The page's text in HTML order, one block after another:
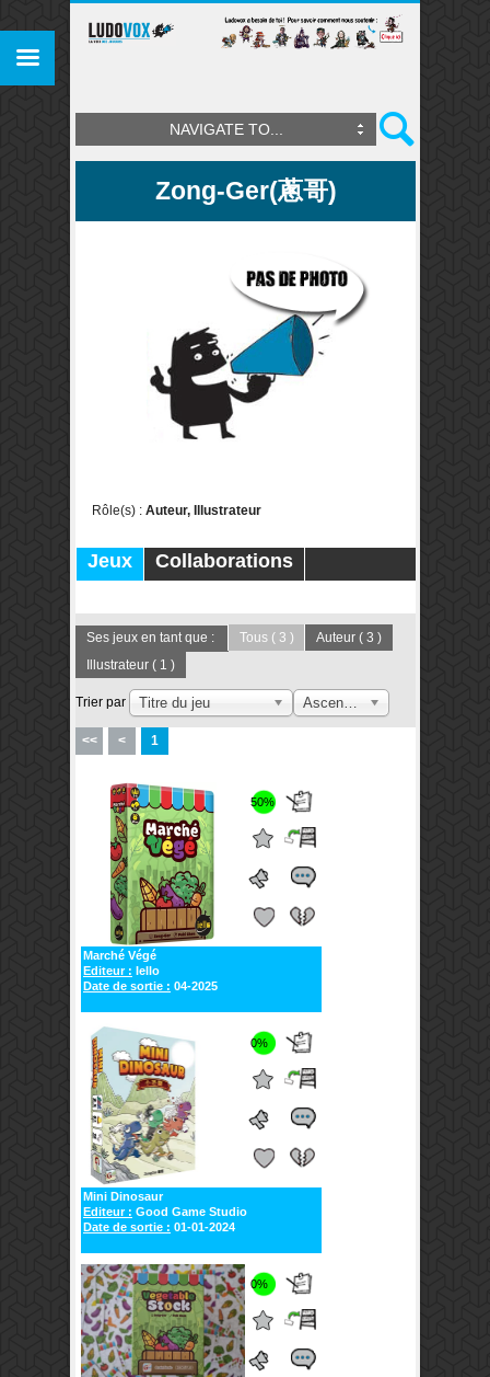
NAVIGATE TO...
Zong-Ger(蔥哥)
Rôle(s) : Auteur, Illustrateur
Jeux
Collaborations
Ses jeux en tant que : Tous ( 3 ) Auteur ( 3 )
Illustrateur ( 1 )
Trier par Titre du jeu
<< < 1
50%
Marché Végé
Editeur : Iello
Date de sortie : 04-2025
0%
Mini Dinosaur
Editeur : Good Game Studio
Date de sortie : 01-01-2024
0%